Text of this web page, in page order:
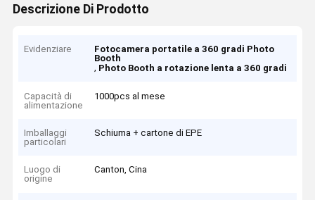
Descrizione Di Prodotto
Evidenziare
Fotocamera portatile a 360 gradi Photo
Booth
, Photo Booth a rotazione lenta a 360 gradi
Capacità di
alimentazione
1000pcs al mese
Imballaggi
particolari
Schiuma + cartone di EPE
Luogo di
origine
Canton, Cina